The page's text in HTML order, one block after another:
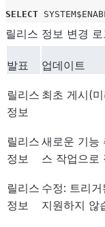
SELECT
릴리스 정보 변경 로
발표 업데이트
릴리스
정보
최초 게시(
릴리스
정보
새로운 기능
스 작업으로
릴리스
정보
수정: 트리
지원하지 않